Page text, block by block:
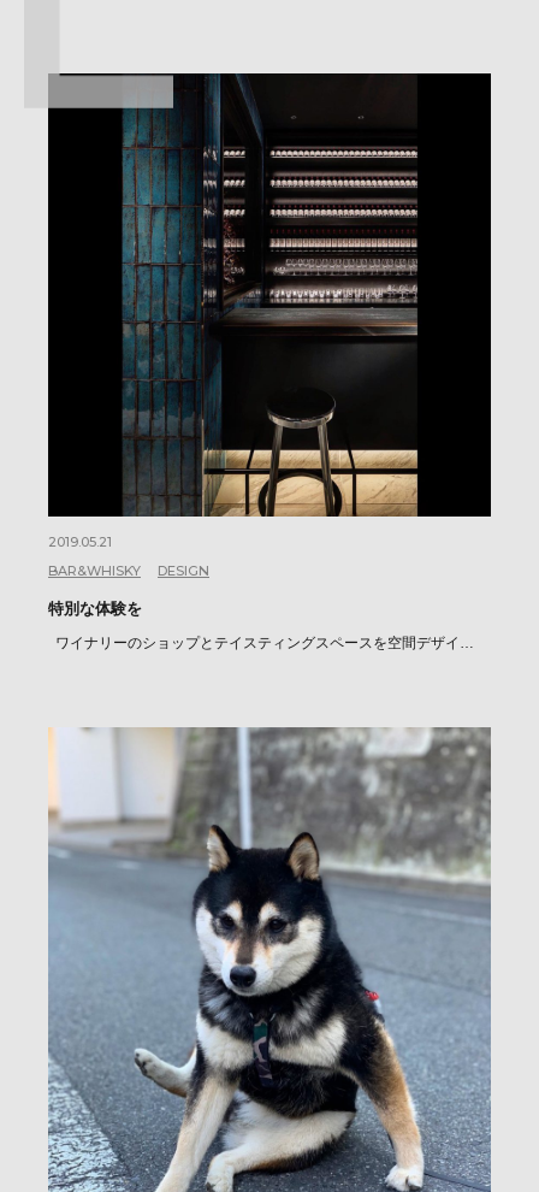
2019.05.21
BAR&WHISKY
DESIGN
特別な体験を
ワイナリーのショップとテイスティングスペースを空間デザイ…